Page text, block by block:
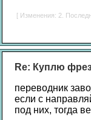
[ Изменения: 2.
Re: Куплю
переводник
если с
под них, тогда